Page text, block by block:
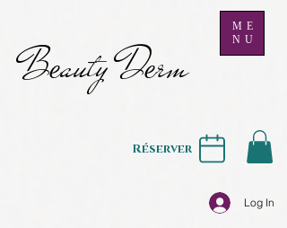
Beauty Derm
ME
NU
Log In
Réserver